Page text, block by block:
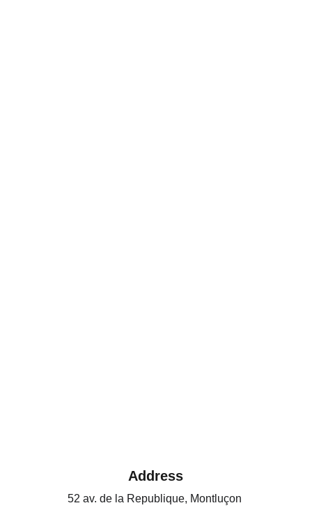
Address
52 av. de la Republique, Montluçon